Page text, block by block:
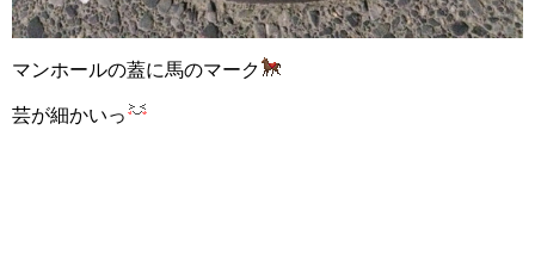
マンホールの蓋に馬のマーク
芸が細かいっ